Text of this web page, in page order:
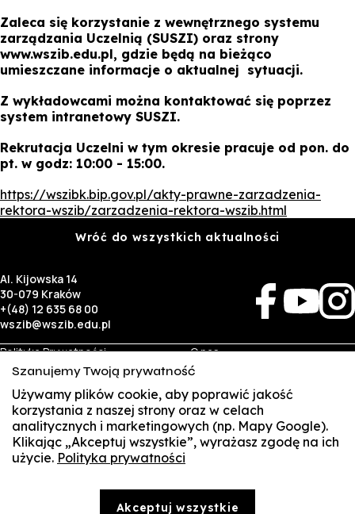
Zaleca się korzystanie z wewnętrznego systemu
zarządzania Uczelnią (SUSZI) oraz strony
www.wszib.edu.pl, gdzie będą na bieżąco
umieszczane informacje o aktualnej sytuacji.
Z wykładowcami można kontaktować się poprzez
system intranetowy SUSZI.
Rekrutacja Uczelni w tym okresie pracuje od pon. do
pt. w godz: 10:00 - 15:00.
https://wszibk.bip.gov.pl/akty-prawne-zarzadzenia-
rektora-wszib/zarzadzenia-rektora-wszib.html
Wróć do wszystkich aktualności
Al. Kijowska 14
30-079 Kraków
+(48) 12 635 68 00
wszib@wszib.edu.pl
Polityka Prywatności
RODO
Identyfikacja wizualna
O nas
Rekrutacja
Studia
Kontakt
Biznes
Wynajem sal
Targi pracy
Student
Multis Multum
Treści zawarte na stronie www.wszib.edu.pl oraz jej podstronach stanowią, o ile nie wskazano
Szanujemy Twoją prywatność
Używamy plików cookie, aby poprawić jakość
korzystania z naszej strony oraz w celach
analitycznych i marketingowych (np. Mapy Google).
Klikając „Akceptuj wszystkie”, wyrażasz zgodę na ich
użycie. Polityka prywatności
Akceptuj wszystkie